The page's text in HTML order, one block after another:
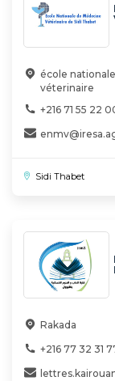
école
véterinaire
+216 71 55 22
Sidi Thabet
Rakada
+216 77 32 31